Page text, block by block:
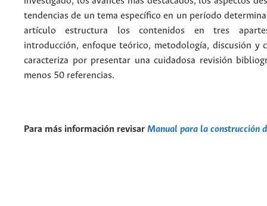
tendencias de un tema específico en un período
artículo estructura los contenidos en tres
introducción, enfoque teórico, metodología, discusión y
caracteriza por presentar una cuidadosa revisión
menos 50 referencias.
Para más información revisar Manual para la construcción